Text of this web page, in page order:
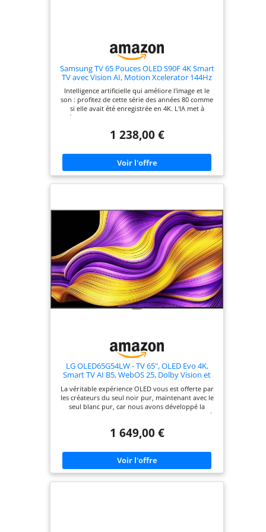
Samsung TV 65 Pouces OLED S90F 4K Smart
TV avec Vision AI, Motion Xcelerator 144Hz
et Couleurs certifiées Pantone
Intelligence artificielle qui améliore l'image et le
son : profitez de cette série des années 80 comme
si elle avait été enregistrée en 4K. L'IA met à
l'échelle n'importe quel contenu en optimisant
améliore votre quotidien avec Samsung Vision AI :
bouton : sous-titres, détails de vos artistes
préférés, contrôle de votre maison.. Gagnez
toutes les parties avec Motion Xcelerator 144 Hz :
jouez à 144 Hz en 4K. La télévision ne sera pas un
recevoir la validation PANTONE : 2 140 couleurs et
110 tons de peau.
1 238,00 €
LG OLED65G54LW - TV 65", OLED Evo 4K,
Smart TV AI B5, WebOS 25, Dolby Vision et
Dolby Atmos, AMD FreeSync, Alexa/Google
Assistant, Noir
La véritable expérience OLED vous est offerte par
les créateurs du seul noir pur, maintenant avec le
seul blanc pur, car nous avons développé la
technologie qui porte le plaisir de vos contenus à
Smart TV personnalisé et processeur intelligent.
contraste infini du noir pur et du blanc pur
unique avec le sous-pixel blanc exclusif du
panneau LG OLED. Maintenant, plus lumineux que
jamais avec 220 % de luminosité en plus. Plongez
1 649,00 €